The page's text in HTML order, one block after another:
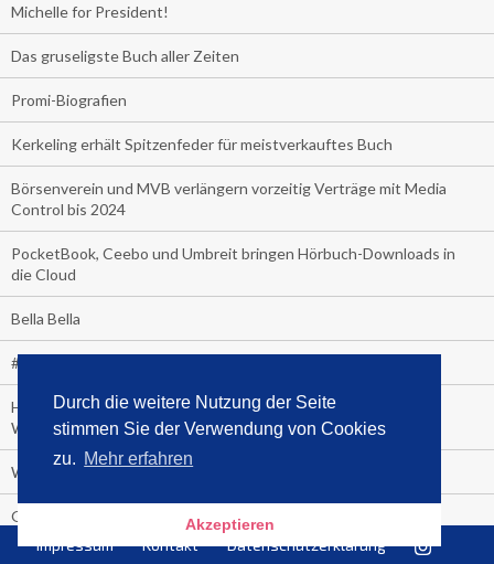
Durch die weitere Nutzung der Seite
stimmen Sie der Verwendung von Cookies
zu. Mehr erfahren
Akzeptieren
Michelle for President!
Das gruseligste Buch aller Zeiten
Promi-Biografien
Kerkeling erhält Spitzenfeder für meistverkauftes Buch
Börsenverein und MVB verlängern vorzeitig Verträge mit Media
Control bis 2024
PocketBook, Ceebo und Umbreit bringen Hörbuch-Downloads in
die Cloud
Bella Bella
#1-Bestseller: "Das ist Alpha!" von Kollegah
Hammer! "Fear: Trump in the White House" (auf Englisch) von
Watergate-Urgestein
Wie alt sind die TV-Zuschauer
Geisterfahrer auf Überholspur
Gegen Einsamkeit: Single-Haushalte schauen täglich fast 6
Impressum Kontakt Datenschutzerklärung